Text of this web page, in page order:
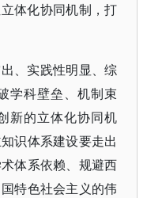
体化协同机制，打
、实践性明显、综
学科壁垒、机制束
新的立体化协同机
识体系建设要走出
体系依赖、规避西
特色社会主义的伟